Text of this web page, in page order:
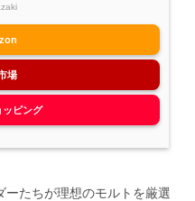
場
ピング
ーたちが理想のモルトを厳選